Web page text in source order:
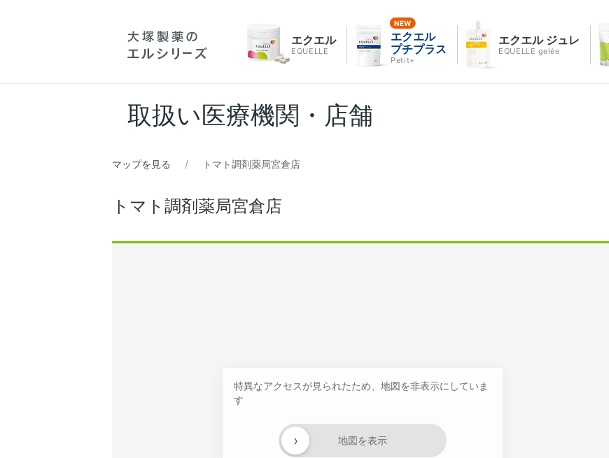
エクエル
EQUELLE
エクエル
プチプラス
Petit+
エクエル ジュレ
EQUELLE gelée
取扱い医療機関・店舗
マップを見る トマト調剤薬局宮倉店
トマト調剤薬局宮倉店
特異なアクセスが見られたため、地図を非表示にしていま
す
地図を表示
›